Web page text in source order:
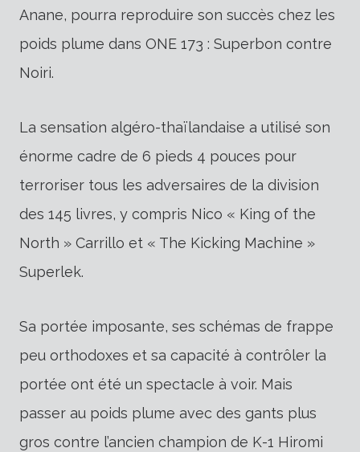
Anane, pourra reproduire son succès chez les
poids plume dans ONE 173 : Superbon contre
Noiri.
La sensation algéro-thaïlandaise a utilisé son
énorme cadre de 6 pieds 4 pouces pour
terroriser tous les adversaires de la division
des 145 livres, y compris Nico « King of the
North » Carrillo et « The Kicking Machine »
Superlek.
Sa portée imposante, ses schémas de frappe
peu orthodoxes et sa capacité à contrôler la
portée ont été un spectacle à voir. Mais
passer au poids plume avec des gants plus
gros contre l’ancien champion de K-1 Hiromi